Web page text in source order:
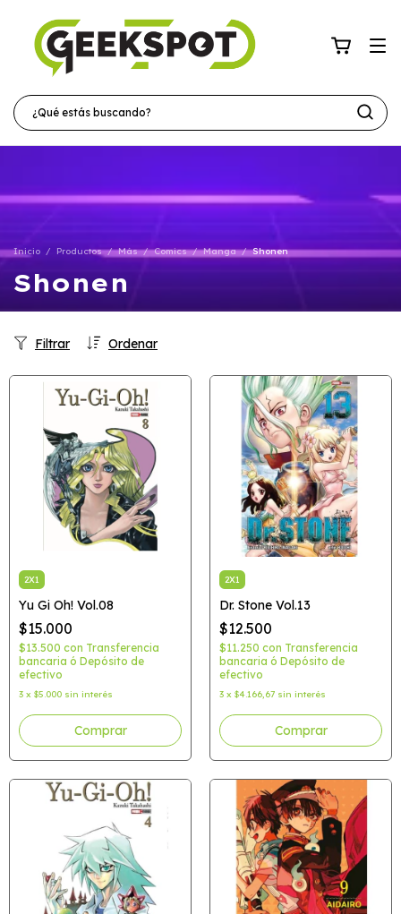
Inicio / Productos / Más / Comics / Manga / Shonen
Shonen
Ordenar
Filtrar
2X1
Yu Gi Oh! Vol.08
$15.000
$13.500 con Transferencia
bancaria ó Depósito de
efectivo
3 x $5.000 sin interés
2X1
Dr. Stone Vol.13
$12.500
$11.250 con Transferencia
bancaria ó Depósito de
efectivo
3 x $4.166,67 sin interés